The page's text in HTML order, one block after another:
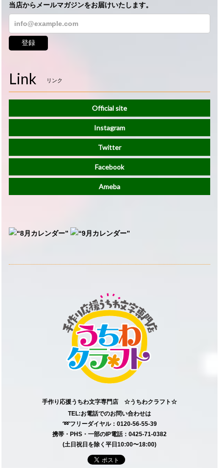
当店からメールマガジンをお届けいたします。
登録
Link リンク
Official site
Instagram
Twitter
Facebook
Ameba
手作り応援うちわ文字専門店 ☆うちわクラフト☆
TEL:お電話でのお問い合わせは
➿フリーダイヤル：0120-56-55-39
携帯・PHS・一部のIP電話：0425-71-0382
(土日祝日を除く平日10:00〜18:00)